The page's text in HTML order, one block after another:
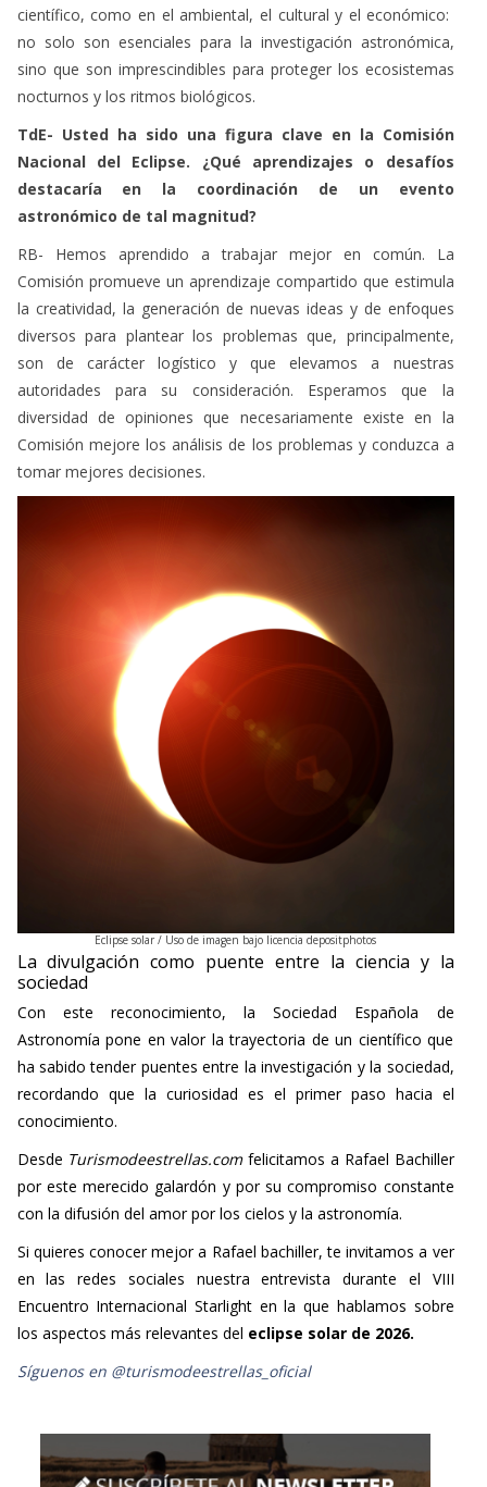
científico, como en el ambiental, el cultural y el económico:
no solo son esenciales para la investigación astronómica,
sino que son imprescindibles para proteger los ecosistemas
nocturnos y los ritmos biológicos.
TdE- Usted ha sido una figura clave en la Comisión
Nacional del Eclipse. ¿Qué aprendizajes o desafíos
destacaría en la coordinación de un evento
astronómico de tal magnitud?
RB- Hemos aprendido a trabajar mejor en común. La
Comisión promueve un aprendizaje compartido que estimula
la creatividad, la generación de nuevas ideas y de enfoques
diversos para plantear los problemas que, principalmente,
son de carácter logístico y que elevamos a nuestras
autoridades para su consideración. Esperamos que la
diversidad de opiniones que necesariamente existe en la
Comisión mejore los análisis de los problemas y conduzca a
tomar mejores decisiones.
Eclipse solar / Uso de imagen bajo licencia depositphotos
La divulgación como puente entre la ciencia y la
sociedad
Con este reconocimiento, la Sociedad Española de
Astronomía pone en valor la trayectoria de un científico que
ha sabido tender puentes entre la investigación y la sociedad,
recordando que la curiosidad es el primer paso hacia el
conocimiento.
Desde Turismodeestrellas.comfelicitamos a Rafael Bachiller
por este merecido galardón y por su compromiso constante
con la difusión del amor por los cielos y la astronomía.
Si quieres conocer mejor a Rafael bachiller, te invitamos a ver
en las redes sociales nuestra entrevista durante el VIII
Encuentro Internacional Starlight en la que hablamos sobre
los aspectos más relevantes del eclipse solar de 2026.
Síguenos en @turismodeestrellas_oficial